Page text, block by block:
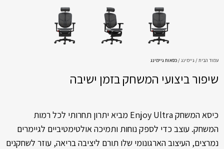
עמוד הבית גיימינג כסאות גיימינג
שיפור ביצועי המשחק בזמן ישיבה
כיסא המשחק Enjoy Ultra מביא יתרון תחרותי לכל רמות
המשחק. עוצב כדי לספק נוחות ותמיכה אולטימטיביים לגיימרים
נמרצים, העיצוב הארגונומי שלו תורם ליציבה בריאה, עוזר לשחקנים